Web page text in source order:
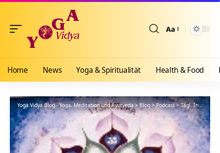
Aa
Home News Yoga & Spiritualität Health & Food
Yoga Vidya Blog - Yoga, Meditation und Ayurveda>Blog>Podcast>Tägl. Inspiration